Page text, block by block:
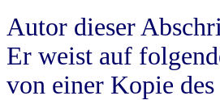
Autor dieser
Er weist auf
von einer Kopie